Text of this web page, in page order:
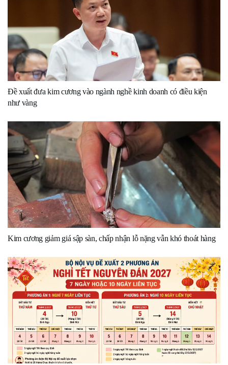
Đề xuất đưa kim cương vào ngành nghề kinh doanh có điều kiện
như vàng
Kim cương giảm giá sập sàn, chấp nhận lỗ nặng vẫn khó thoát hàng